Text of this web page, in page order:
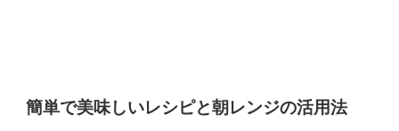
簡単で美味しいレシピと朝レンジの活用法